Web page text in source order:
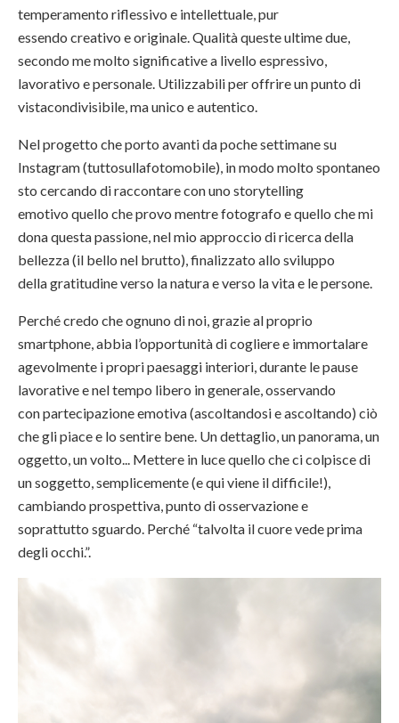
temperamento riflessivo e intellettuale, pur
essendo creativo eoriginale . Qualità queste ultime due,
secondo me molto significative a livello espressivo,
lavorativo e personale. Utilizzabili per offrire unpunto di
vistacondivisibile, maunico e autentico.
Nel progetto che porto avanti da poche settimane su
Instagram (tuttosullafotomobile), in modo molto spontaneo
sto cercando di raccontare con uno storytelling
emotivo quello che provo mentre fotografo e quello che mi
dona questa passione, nel mio approccio di ricerca della
bellezza (il bello nel brutto), finalizzato allo sviluppo
dellagratitudineverso lanaturae verso lavitae lepersone
Perché credo che ognuno di noi, grazie al proprio
smartphone, abbia l’opportunità di cogliere e immortalare
agevolmente i propripaesaggi interiori , durante le pause
lavorative e nel tempo libero in generale, osservando
conpartecipazioneemotiva (ascoltandosi e ascoltando) ciò
che gli piace e lo sentire bene. Un dettaglio, un panorama, un
oggetto, un volto... Mettere in luce quello che ci colpisce di
un soggetto, semplicemente(e qui viene il difficile!),
cambiando prospettiva, punto di osservazione e
soprattutto sguardo. Perché “talvolta il cuore vede prima
degli occhi.”.